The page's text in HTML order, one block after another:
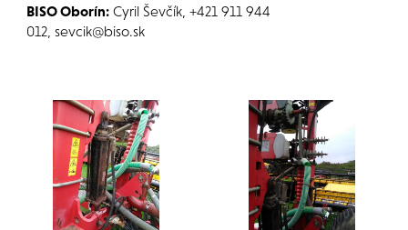
BISO Oborín:Cyril Ševčík, +421 911 944
012, sevcik@biso.sk